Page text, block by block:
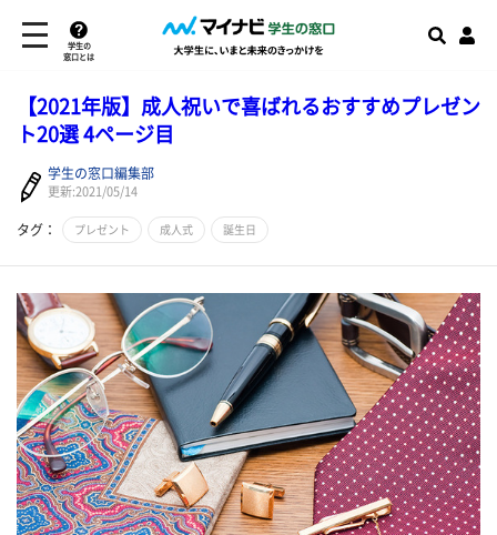
学生の
窓口とは
【2021年版】成人祝いで喜ばれるおすすめプレゼン
ト20選 4ページ目
学生の窓口編集部
更新:2021/05/14
タグ： プレゼント 成人式 誕生日